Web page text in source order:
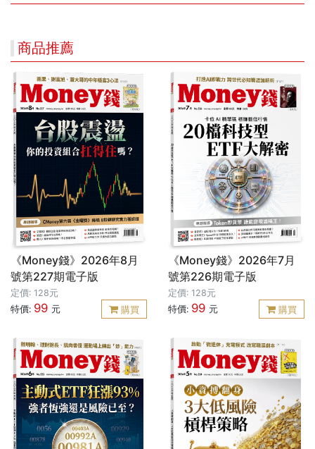
商品推薦
《Money錢》2026年8月
號第227期電子版
定價: 128元
特價: 99 元 購買
《Money錢》2026年7月
號第226期電子版
定價: 128元
特價: 99 元 購買